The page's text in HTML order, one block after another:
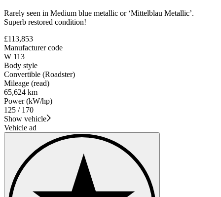
Rarely seen in Medium blue metallic or ‘Mittelblau Metallic’.
Superb restored condition!
£113,853
Manufacturer code
W 113
Body style
Convertible (Roadster)
Mileage (read)
65,624 km
Power (kW/hp)
125 / 170
Show vehicle
Vehicle ad